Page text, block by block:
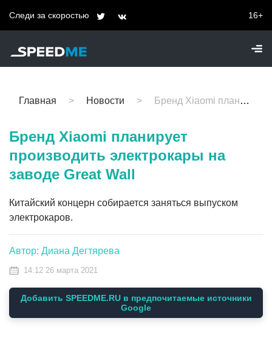
Следи за скоростью 16+
Главная Новости Бренд Xiaomi планирует производить электрокары на заводе Great Wall
Бренд Xiaomi планирует
производить электрокары на
заводе Great Wall
Китайский концерн собирается заняться выпуском
электрокаров.
Автор: Диана Дегтярева
14:12 26 марта 2021
Добавить SPEEDME.RU в предпочитаемые источники
Google